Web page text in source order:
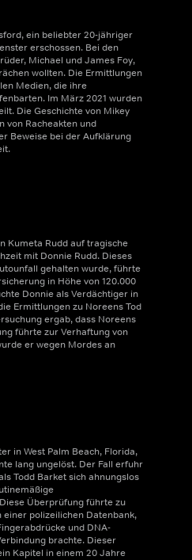
ein beliebter 20-jähriger
erschossen. Bei den
Michael und James Foy,
wollten. Die Ermittlungen
Medien, die ihre
Im März 2021 wurden
Die Geschichte von Mikey
von Racheakten und
Beweise bei der Aufklärung
Kumeta Rudd auf tragische
mit Donnie Rudd. Dieses
gehalten wurde, führte
in Höhe von 120.000
Donnie als Verdächtiger in
Ermittlungen zu Noreens Tod
ergab, dass Noreens
führte zur Verhaftung von
er wegen Mordes an
in West Palm Beach, Florida,
lang ungelöst. Der Fall erfuhr
Todd Barket sich ahnungslos
Überprüfung führte zu
polizeilichen Datenbank,
und DNA-
brachte. Dieser
Kapitel in einem 20 Jahre